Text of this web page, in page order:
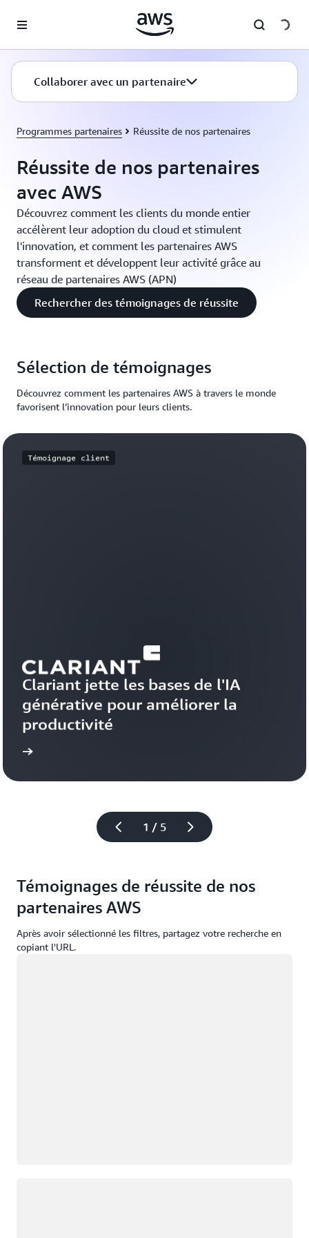
Collaborer avec un partenaire
Programmes partenaires Réussite de nos partenaires
Réussite de nos partenaires
avec AWS
Découvrez comment les clients du monde entier
accélèrent leur adoption du cloud et stimulent
l'innovation, et comment les partenaires AWS
transforment et développent leur activité grâce au
réseau de partenaires AWS (APN)
Rechercher des témoignages de réussite
Sélection de témoignages
Découvrez comment les partenaires AWS à travers le monde
favorisent l’innovation pour leurs clients.
1 / 5
Témoignage client
Clariant jette les bases de l'IA
générative pour améliorer la
productivité
En
Témoignages de réussite de nos
partenaires AWS
Après avoir sélectionné les filtres, partagez votre recherche en
copiant l'URL.